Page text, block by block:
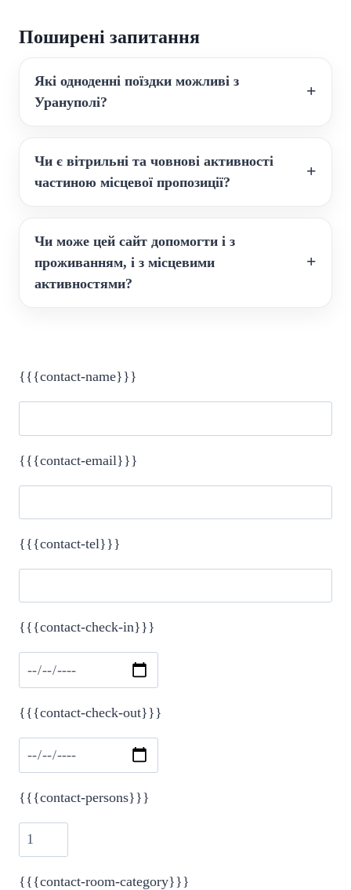
Поширені запитання
Які одноденні поїздки можливі з
Урануполі?
Чи є вітрильні та човнові активності
частиною місцевої пропозиції?
Чи може цей сайт допомогти і з
проживанням, і з місцевими
активностями?
{{{contact-name}}}
{{{contact-email}}}
{{{contact-tel}}}
Please leave this field empty.
{{{contact-check-in}}}
{{{contact-check-out}}}
{{{contact-persons}}}
{{{contact-room-category}}}